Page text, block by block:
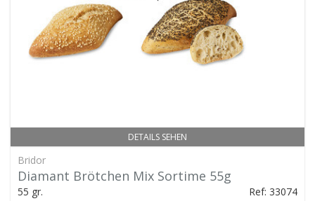
DETAILS SEHEN
Bridor
Diamant Brötchen Mix Sortime 55g
55 gr. Ref: 33074